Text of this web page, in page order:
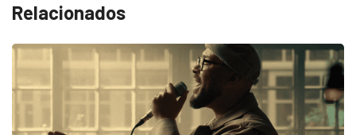
Relacionados